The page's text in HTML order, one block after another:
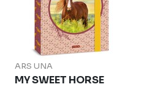
ARS UNA
MY SWEET HORSE